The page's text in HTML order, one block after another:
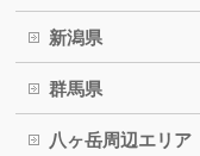
新潟県
群馬県
八ヶ岳周辺エリア